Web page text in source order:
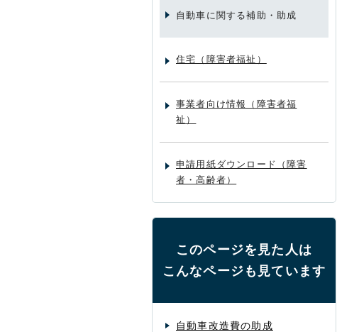
自動車に関する補助・助成
住宅（障害者福祉）
事業者向け情報（障害者福
祉）
申請用紙ダウンロード（障害
者・高齢者）
このページを見た人は
こんなページも見ています
自動車改造費の助成